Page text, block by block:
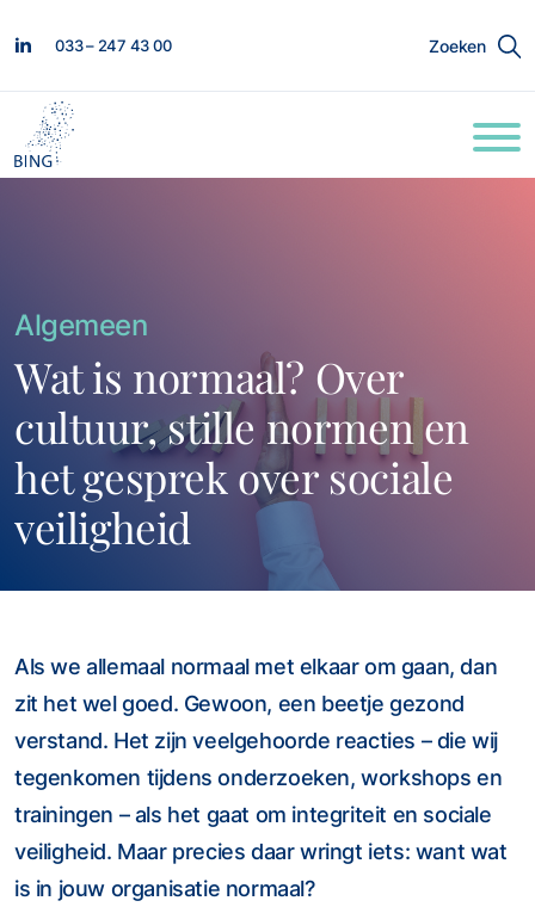
033 – 247 43 00 Zoeken
Algemeen
Wat is normaal? Over
cultuur, stille normen en
het gesprek over sociale
veiligheid
Als we allemaal normaal met elkaar om gaan, dan
zit het wel goed. Gewoon, een beetje gezond
verstand. Het zijn veelgehoorde reacties – die wij
tegenkomen tijdens onderzoeken, workshops en
trainingen – als het gaat om integriteit en sociale
veiligheid. Maar precies daar wringt iets: want wat
is in jouw organisatie normaal?